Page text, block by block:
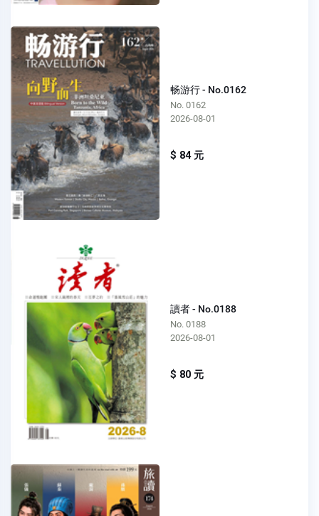
畅游行 - No.0162
No. 0162
2026-08-01
$ 84 元
讀者 - No.0188
No. 0188
2026-08-01
$ 80 元